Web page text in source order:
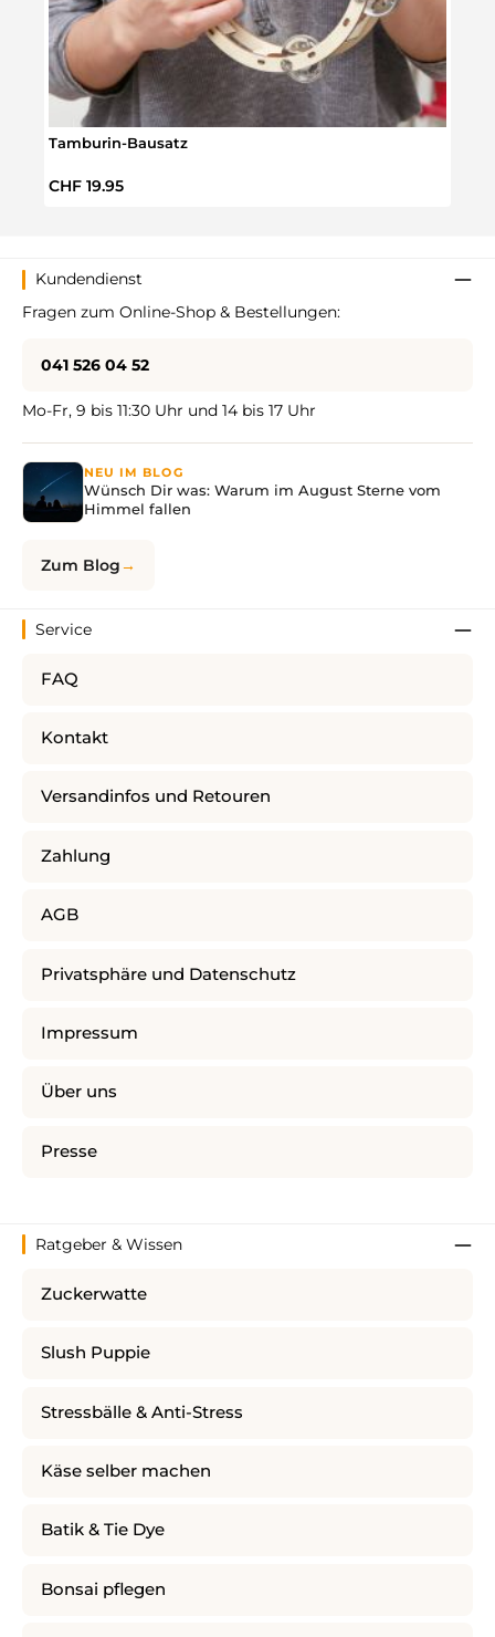
Tamburin-Bausatz
Regulärer Preis:
CHF 19.95
Kundendienst
Fragen zum Online-Shop & Bestellungen:
041 526 04 52
Mo-Fr, 9 bis 11:30 Uhr und 14 bis 17 Uhr
NEU IM BLOG
Wünsch Dir was: Warum im August Sterne vom
Himmel fallen
Zum Blog
Service
FAQ
Kontakt
Versandinfos und Retouren
Zahlung
AGB
Privatsphäre und Datenschutz
Impressum
Über uns
Presse
Ratgeber & Wissen
Zuckerwatte
Slush Puppie
Stressbälle & Anti-Stress
Käse selber machen
Batik & Tie Dye
Bonsai pflegen